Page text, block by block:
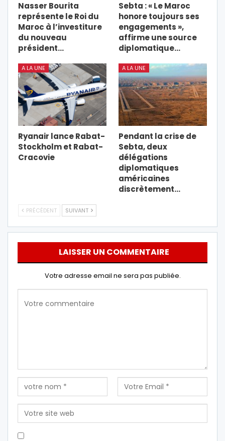
Nasser Bourita
représente le Roi du
Maroc à l’investiture
du nouveau
président…
Sebta : « Le Maroc
honore toujours ses
engagements »,
affirme une source
diplomatique…
A LA UNE
Ryanair lance Rabat-
Stockholm et Rabat-
Cracovie
A LA UNE
Pendant la crise de
Sebta, deux
délégations
diplomatiques
américaines
discrètement…
PRÉCÉDENT SUIVANT
LAISSER UN COMMENTAIRE
Votre adresse email ne sera pas publiée.